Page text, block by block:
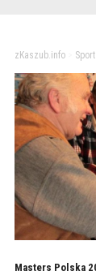
zKaszub.info> Sport
Masters Polska